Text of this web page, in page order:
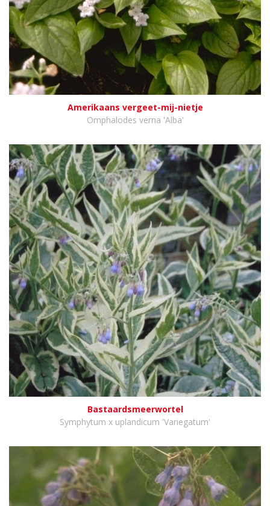
Amerikaans vergeet-mij-nietje
Omphalodes verna 'Alba'
Bastaardsmeerwortel
Symphytum x uplandicum 'Variegatum'